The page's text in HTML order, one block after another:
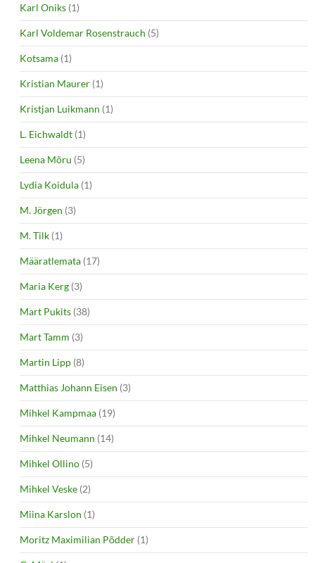
Karl Oniks (1)
Karl Voldemar Rosenstrauch (5)
Kotsama (1)
Kristian Maurer (1)
Kristjan Luikmann (1)
L. Eichwaldt (1)
Leena Mõru (5)
Lydia Koidula (1)
M. Jörgen (3)
M. Tilk (1)
Määratlemata (17)
Maria Kerg (3)
Mart Pukits (38)
Mart Tamm (3)
Martin Lipp (8)
Matthias Johann Eisen (3)
Mihkel Kampmaa (19)
Mihkel Neumann (14)
Mihkel Ollino (5)
Mihkel Veske (2)
Miina Karslon (1)
Moritz Maximilian Põdder (1)